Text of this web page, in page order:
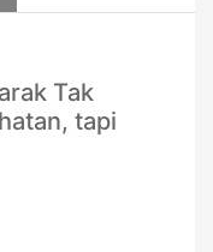
Tak
tapi